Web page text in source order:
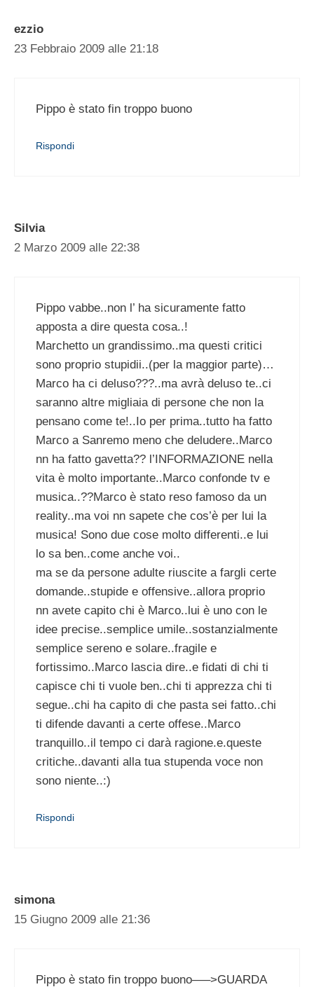
ezzio
23 Febbraio 2009 alle 21:18
Pippo è stato fin troppo buono
Rispondi
Silvia
2 Marzo 2009 alle 22:38
Pippo vabbe..non l’ ha sicuramente fatto
apposta a dire questa cosa..!
Marchetto un grandissimo..ma questi critici
sono proprio stupidii..(per la maggior parte)…
Marco ha ci deluso???..ma avrà deluso te..ci
saranno altre migliaia di persone che non la
pensano come te!..Io per prima..tutto ha fatto
Marco a Sanremo meno che deludere..Marco
nn ha fatto gavetta?? l’INFORMAZIONE nella
vita è molto importante..Marco confonde tv e
musica..??Marco è stato reso famoso da un
reality..ma voi nn sapete che cos’è per lui la
musica! Sono due cose molto differenti..e lui
lo sa ben..come anche voi..
ma se da persone adulte riuscite a fargli certe
domande..stupide e offensive..allora proprio
nn avete capito chi è Marco..lui è uno con le
idee precise..semplice umile..sostanzialmente
semplice sereno e solare..fragile e
fortissimo..Marco lascia dire..e fidati di chi ti
capisce chi ti vuole ben..chi ti apprezza chi ti
segue..chi ha capito di che pasta sei fatto..chi
ti difende davanti a certe offese..Marco
tranquillo..il tempo ci darà ragione.e.queste
critiche..davanti alla tua stupenda voce non
sono niente..:)
Rispondi
simona
15 Giugno 2009 alle 21:36
Pippo è stato fin troppo buono—–>GUARDA